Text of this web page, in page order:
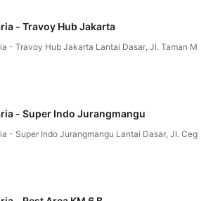
- Travoy Hub Jakarta
- Travoy Hub Jakarta Lantai Dasar, Jl. Taman
- Super Indo Jurangmangu
- Super Indo Jurangmangu Lantai Dasar, Jl.